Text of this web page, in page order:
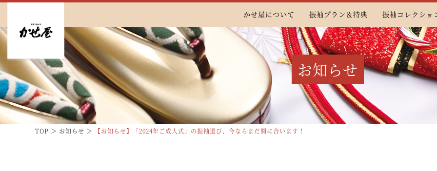
かせ屋について 振袖プラン＆特典 振袖コレクショ
お知らせ
TOP お知らせ 【お知らせ】「2024年ご成人式」の振袖選び、今ならまだ間に合います！